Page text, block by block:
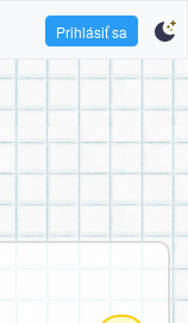
Prihlásiť sa